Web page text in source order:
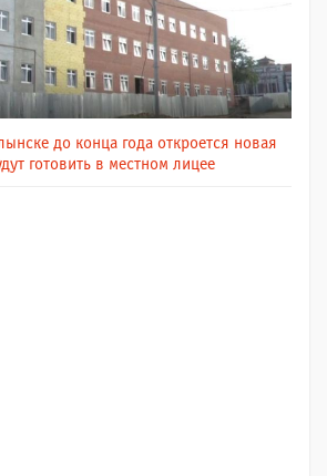
до конца года откроется новая
готовить в местном лицее